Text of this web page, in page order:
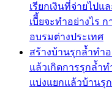
เรียกเงินที่จ่ายไปแ
เบีี้ยจะทำอย่างไร
อบรมต่างประเทศ
สร้างบ้านรุกล้ำทำ
แล้วเกิดการรุกล้ำ
แบ่งแยกแล้วบ้านรุ